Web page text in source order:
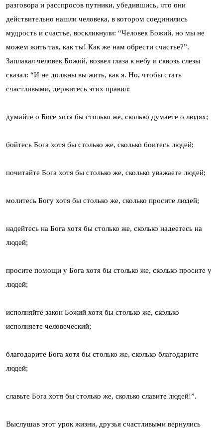
разговора и расспросов путники, убедившись, что они
действительно нашли человека, в котором соединились
мудрость и счастье, воскликнули: “Человек Божий, но мы не
можем жить так, как ты! Как же нам обрести счастье?”.
Заплакал человек Божий, возвел глаза к небу и сквозь слезы
сказал: “И не должны вы жить, как я. Но, чтобы стать
счастливыми, держитесь этих правил:
думайте о Боге хотя бы столько же, сколько думаете о людях;
бойтесь Бога хотя бы столько же, сколько боитесь людей;
почитайте Бога хотя бы столько же, сколько уважаете людей;
молитесь Богу хотя бы столько же, сколько просите людей;
надейтесь на Бога хотя бы столько же, сколько надеетесь на
людей;
просите помощи у Бога хотя бы столько же, сколько просите у
людей;
исполняйте закон Божий хотя бы столько же, сколько
исполняете человеческий;
благодарите Бога хотя бы столько же, сколько благодарите
людей;
славьте Бога хотя бы столько же, сколько славите людей!”.
Выслушав этот урок жизни, друзья счастливыми вернулись